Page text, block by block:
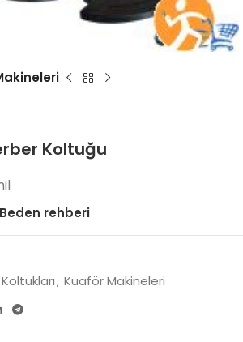
Koltuğu
Beden rehberi
, Kuaför Makineleri